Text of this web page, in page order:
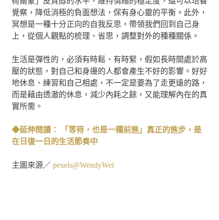
覺察，降低消極的負面想法，保有身心靈的平衡。此外，
冥想是一種十分正向的自我反思，帶領我們回到自己身
上，從個人觀點的梳理、省思，調整對外的種種關係。
生活是彈性的，必須有時鬆、有時緊，假如長時間處於高
壓的狀態，對自己和身邊的人都會產生不好的影響。好好
地休息、練習和自己相處，不一定是要為了走更遠的路，
而是藉由透澈的休息，減少內耗之餘，又能理解內在的真
實所需。
◆延伸閱讀： 「等待，也是一種前進」真正的進步，是
在日復一日的生活節奏中
主圖來源／ pexels@WendyWei